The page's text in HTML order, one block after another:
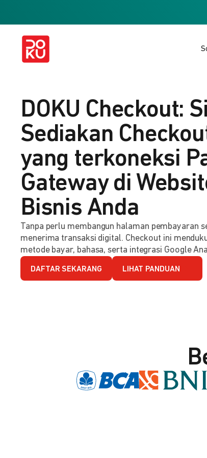
DOKU Checkout:
Sediakan
yang terkoneksi
Gateway di
Bisnis Anda
Tanpa perlu membangun halaman pembayaran
menerima transaksi digital. Checkout ini
metode bayar, bahasa, serta integrasi Google
DAFTAR SEKARANG LIHAT PANDUAN